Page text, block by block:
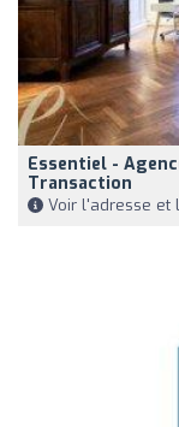
Essentiel -
Transaction
Voir l'adresse et